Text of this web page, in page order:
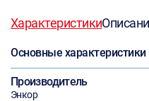
Характеристики
Основные характеристики
Производитель
Энкор